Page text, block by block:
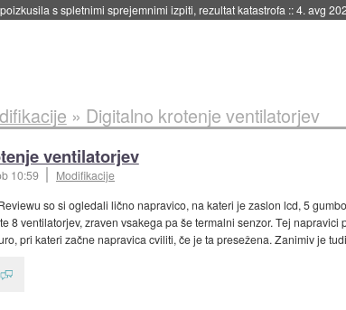
s spletnimi sprejemnimi izpiti, rezultat katastrofa ::4. avg
» Digitalno krotenje ventilatorjev
ventilatorjev
10:59
Modifikacije
so si ogledali lično napravico, na kateri je zaslon lcd, 5
8 ventilatorjev, zraven vsakega pa še termalni senzor. Tej
pri kateri začne napravica cviliti, če je ta presežena. Zanimiv je